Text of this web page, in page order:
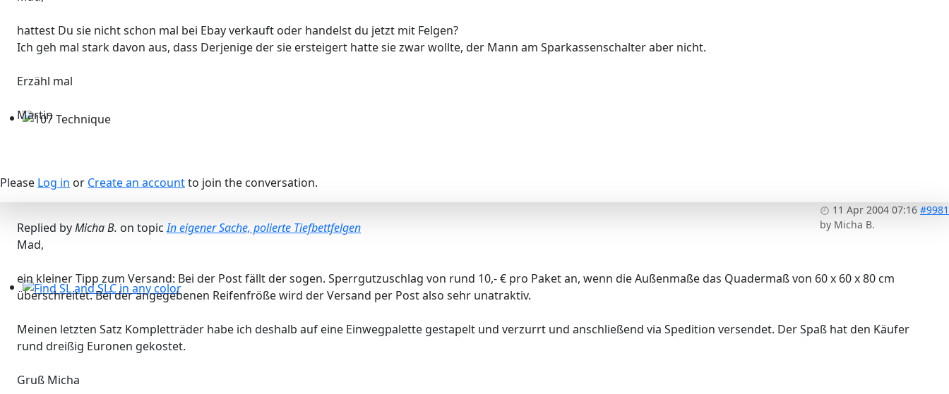
Find SL and SLC in any color
hattest Du sie nicht schon mal bei Ebay verkauft oder handelst du jetzt mit Felgen?
Ich geh mal stark davon aus, dass Derjenige der sie ersteigert hatte sie zwar wollte, der Mann am Sparkassenschalter aber nicht.
Erzähl mal
Martin
Please Log in or Create an accountto join the conversation.
11 Apr 2004 07:16 #9981
by Micha B.
Replied byMicha B. on topicIn eigener Sache, polierte Tiefbettfelgen
Mad,
ein kleiner Tipp zum Versand: Bei der Post fällt der sogen. Sperrgutzuschlag von rund 10,- € pro Paket an, wenn die Außenmaße das Quadermaß von 60 x 60 x 80 cm
überschreitet. Bei der angegebenen Reifenfröße wird der Versand per Post also sehr unatraktiv.
Meinen letzten Satz Kompletträder habe ich deshalb auf eine Einwegpalette gestapelt und verzurrt und anschließend via Spedition versendet. Der Spaß hat den Käufer
rund dreißig Euronen gekostet.
Gruß Micha